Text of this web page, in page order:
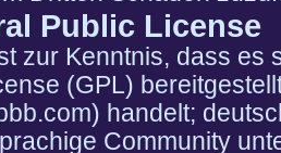
Public License
zur Kenntnis, dass es
(GPL)
handelt;
Community